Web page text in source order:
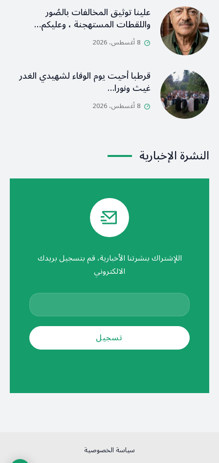
علينا توثيق المخالفات بالصُور
واللقطات المستهجنة ، وعليكم…
8 أغسطس، 2026
قرطبا أحيت يوم الوفاء لشهيدي الغدر
غيث ونورا…
8 أغسطس، 2026
النشرة الإخبارية
اللإشتراك بنشرتنا الأخبارية، قم بتسجيل بريدك
الالكتروني
سياسة الخصوصية